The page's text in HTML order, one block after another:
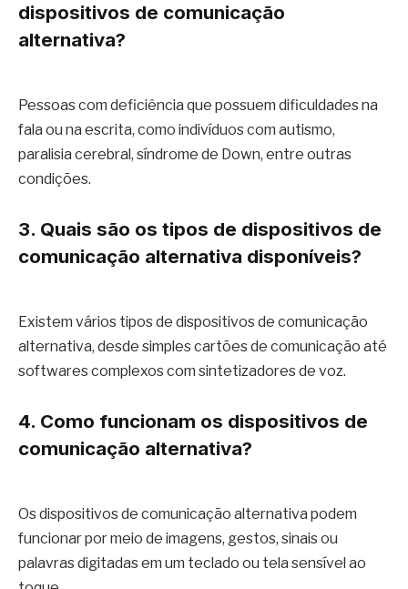
dispositivos de comunicação
alternativa?
Pessoas com deficiência que possuem dificuldades na
fala ou na escrita, como indivíduos com autismo,
paralisia cerebral, síndrome de Down, entre outras
condições.
3. Quais são os tipos de dispositivos de
comunicação alternativa disponíveis?
Existem vários tipos de dispositivos de comunicação
alternativa, desde simples cartões de comunicação até
softwares complexos com sintetizadores de voz.
4. Como funcionam os dispositivos de
comunicação alternativa?
Os dispositivos de comunicação alternativa podem
funcionar por meio de imagens, gestos, sinais ou
palavras digitadas em um teclado ou tela sensível ao